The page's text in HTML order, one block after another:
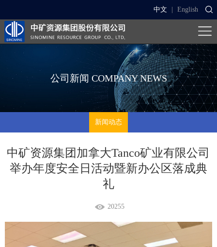
中文 English
公司新闻 COMPANY NEWS
新闻动态
中矿资源集团加拿大Tanco矿业有限公司
举办年度安全日活动暨新办公区落成典
礼
20255